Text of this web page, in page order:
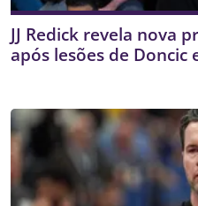
JJ Redick revela nova
após lesões de Doncic